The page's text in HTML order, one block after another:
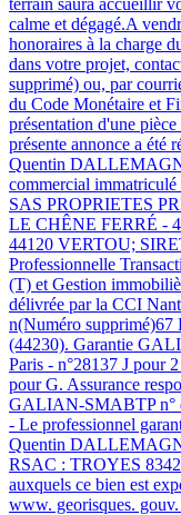
calme et dégagé.A
honoraires à la charge
dans votre projet,
supprimé) ou, par
du Code Monétaire et
présentation d'une
présente annonce a été
Quentin
commercial
SAS PROPRIETES
LE CHÊNE FERRÉ -
44120 VERTOU;
Professionnelle
(T) et Gestion
délivrée par la CCI
n(Numéro
(44230). Garantie
Paris - n°28137 J pour
pour G. Assurance
GALIAN-SMABTP n°
- Le professionnel
Quentin
RSAC : TROYES
auxquels ce bien est
www. georisques.